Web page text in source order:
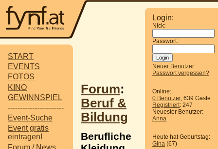
START
EVENTS
FOTOS
KINO
GEWINNSPIEL
-----------------------
Event-Suche
Event gratis
eintragen!
Forum / News
Login:
Nick:
Passwort:
Neuer Benutzer
Passwort vergessen?
Online:
0 Benutzer, 639 Gäste
Registriert: 247
Neuester Benutzer:
Anna
Heute hat Geburtstag:
Gina (67)
Forum:
Beruf &
Bildung
Berufliche